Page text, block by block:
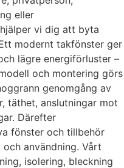
eller
vi dig att byta
modernt takfönster ger
lägre energiförluster –
och montering görs
genomgång av
täthet, anslutningar mot
Därefter
fönster och tillbehör
användning. Vårt
isolering, bleckning